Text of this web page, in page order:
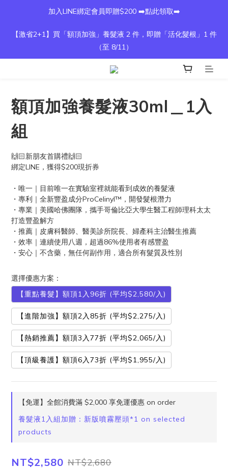
加入LINE綁定會員即贈$200 ➡️點此領取➡️
【激省2+1】買「額頂加強」養髮液 2 件，即贈「活化髮根」1 件
（至 8/11）
額頂加強養髮液30ml＿1入
組
🙌🏻新朋友首購禮🙌🏻
綁定LINE，獲得$200現折券
・唯一｜目前唯一在實驗室裡就能看到成效的養髮液
・專利｜全新豐盈成分ProCelinyl™，開發髮根潛力
・專業｜美國哈佛團隊，攜手哥倫比亞大學生醫工程師理科太太
打造豐盈解方
・推薦｜皮膚科醫師、醫美診所院長、婦產科主治醫生推薦
・效率｜連續使用八週，超過86%使用者有感豐盈
・安心｜不含藥，無任何副作用，適合所有髮質及性別
選擇優惠方案：
【重點養髮】額頂1入96折 (平均$2,580/入)
【進階加強】額頂2入85折 (平均$2,275/入)
【熱銷推薦】額頂3入77折 (平均$2,065/入)
【頂級養護】額頂6入73折 (平均$1,955/入)
【免運】全館消費滿 $2,000 享免運優惠 on order
養髮液1入組加贈：新版噴霧壓頭*1 on selected
products
NT$2,580 NT$2,680